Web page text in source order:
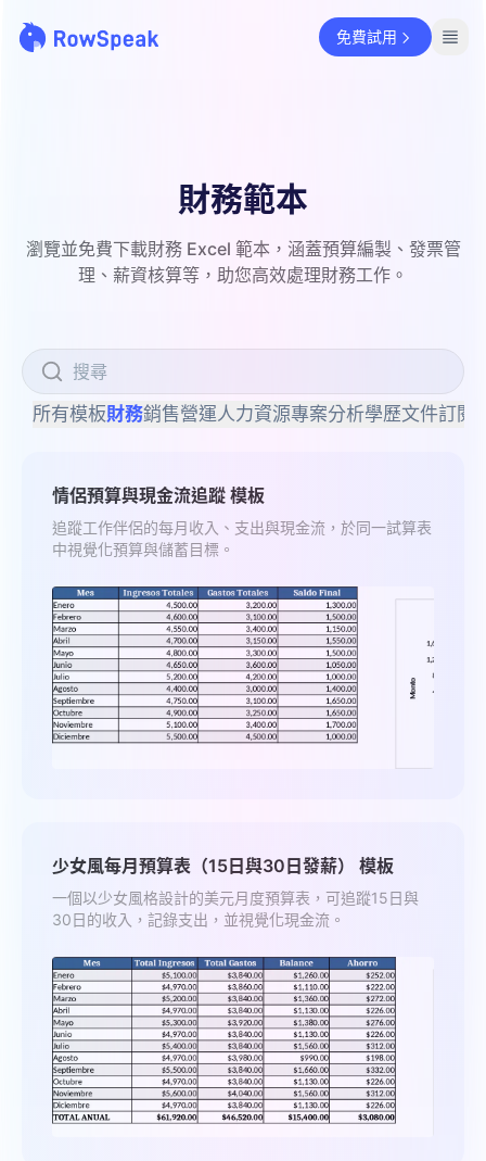
免費試用
財務範本
瀏覽並免費下載財務 Excel 範本，涵蓋預算編製、發票管
理、薪資核算等，助您高效處理財務工作。
所有模板財務銷售營運人力資源專案分析學歷文件訂閱
情侶預算與現金流追蹤 模板
追蹤工作伴侶的每月收入、支出與現金流，於同一試算表
中視覺化預算與儲蓄目標。
少女風每月預算表（15日與30日發薪） 模板
一個以少女風格設計的美元月度預算表，可追蹤15日與
30日的收入，記錄支出，並視覺化現金流。